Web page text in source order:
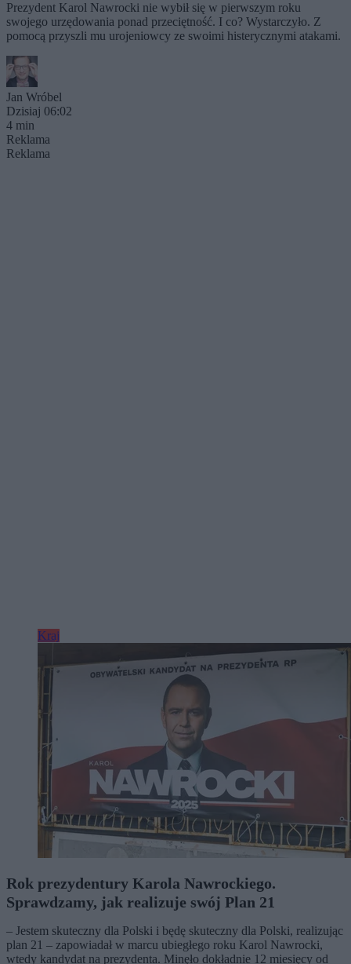
Prezydent Karol Nawrocki nie wybił się w pierwszym roku
swojego urzędowania ponad przeciętność. I co? Wystarczyło. Z
pomocą przyszli mu urojeniowcy ze swoimi histerycznymi atakami.
Jan Wróbel
Dzisiaj 06:02
4 min
Reklama
Reklama
Kraj
Rok prezydentury Karola Nawrockiego.
Sprawdzamy, jak realizuje swój Plan 21
– Jestem skuteczny dla Polski i będę skuteczny dla Polski, realizując
plan 21 – zapowiadał w marcu ubiegłego roku Karol Nawrocki,
wtedy kandydat na prezydenta. Minęło dokładnie 12 miesięcy od